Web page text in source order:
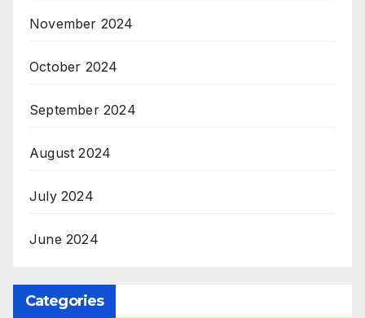
November 2024
October 2024
September 2024
August 2024
July 2024
June 2024
Categories